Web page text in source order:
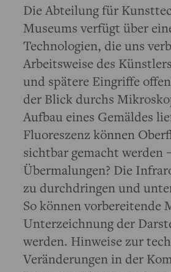
Die Abteilung für
Museums verfügt über
Technologien, die uns
Arbeitsweise des
und spätere Eingriffe
der Blick durchs
Aufbau eines Gemäldes
Fluoreszenz können
sichtbar gemacht werden
Übermalungen? Die
zu durchdringen und
So können vorbereitende
Unterzeichnung der
werden. Hinweise zur
Veränderungen in der